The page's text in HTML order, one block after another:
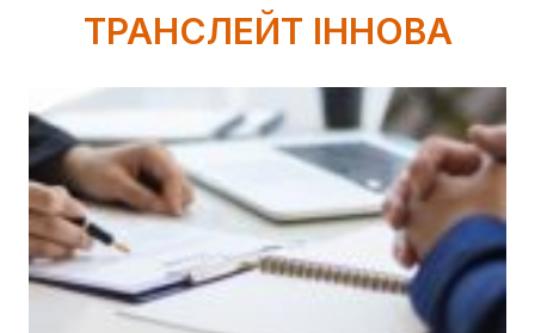
ТРАНСЛЕЙТ ІННОВА